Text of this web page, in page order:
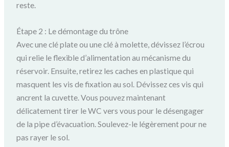
reste.
Étape 2 : Le démontage du trône
Avec une clé plate ou une clé à molette, dévissez l’écrou
qui relie le flexible d’alimentation au mécanisme du
réservoir. Ensuite, retirez les caches en plastique qui
masquent les vis de fixation au sol. Dévissez ces vis qui
ancrent la cuvette. Vous pouvez maintenant
délicatement tirer le WC vers vous pour le désengager
de la pipe d’évacuation. Soulevez-le légèrement pour ne
pas rayer le sol.